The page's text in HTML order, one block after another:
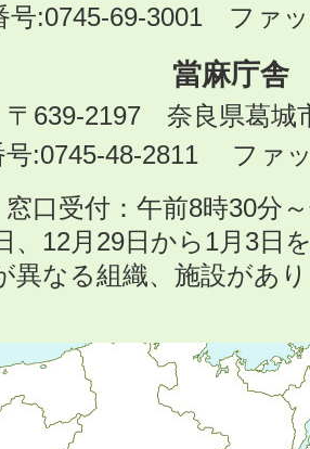
号:0745-69-3001 ファ
當麻庁舎
〒639-2197 奈良県葛城
号:0745-48-2811 ファ
窓口受付：午前8時30分
、12月29日から1月3日
異なる組織、施設があ